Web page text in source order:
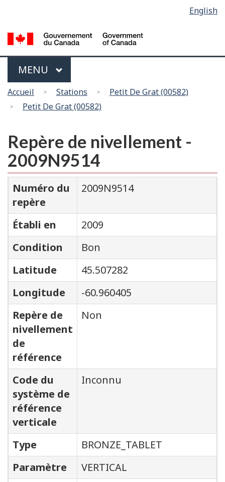
main
content
la
version
HTML
la
langue
English
Menu
MAIN
MENU
Vous
êtes
Accueil Stations
Petit De Grat (00582)
Petit De Grat (00582)
Repère de nivellement -
2009N9514
Numéro du
repère
2009N9514
Établi en
2009
Condition
Bon
Latitude
45.507282
Longitude
-60.960405
Repère de
nivellement
de
référence
Non
Code du
système de
référence
verticale
Inconnu
Type
BRONZE_TABLET
Paramètre
VERTICAL